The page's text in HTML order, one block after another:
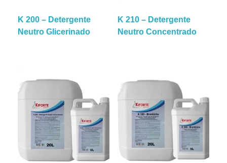
K 200 – Detergente
Neutro Glicerinado
K 210 – Detergente
Neutro Concentrado